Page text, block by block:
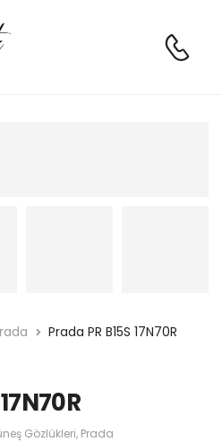
Prada PR B15S 17N70R
Gözlükleri, Prada